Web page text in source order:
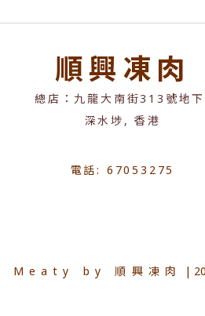
順興凍肉
總店：九龍大南街313號地
深水埗, 香港
電話: 67053275
Meaty by 順興凍肉 |